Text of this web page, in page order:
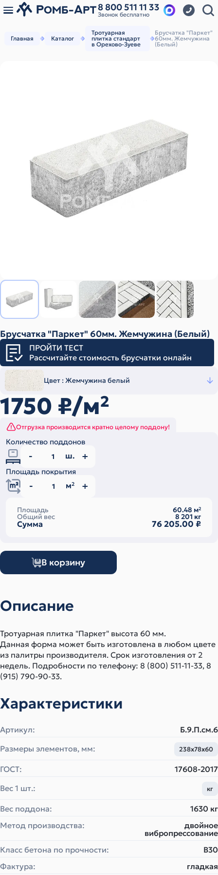
8 800 511 11 33
Звонок бесплатно
Главная Каталог
Тротуарная
плитка стандарт
в Орехово-Зуеве
Брусчатка "Паркет"
60мм. Жемчужина
(Белый)
Брусчатка "Паркет" 60мм. Жемчужина (Белый)
ПРОЙТИ ТЕСТ
Рассчитайте стоимость брусчатки онлайн
Цвет : Жемчужина белый
1750 ₽/м2
Отгрузка производится кратно целому поддону!
Количество поддонов
ш.
Площадь покрытия
м2
Площадь 60.48 м2
Общий вес 8 201 кг
Сумма 76 205.00 ₽
В корзину
Описание
Тротуарная плитка "Паркет" высота 60 мм.
Данная форма может быть изготовлена в любом цвете
из палитры производителя. Срок изготовления от 2
недель. Подробности по телефону: 8 (800) 511-11-33, 8
(915) 790-90-33.
Характеристики
Артикул:
Б.9.П.см.6
Размеры элементов, мм:
238х78х60
ГОСТ:
17608-2017
Вес 1 шт.:
кг
Вес поддона:
1630 кг
Метод производства:
двойное
вибропрессование
Класс бетона по прочности:
B30
Фактура:
гладкая